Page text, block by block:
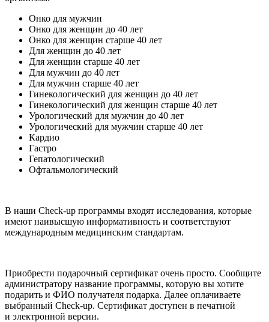
Онко для мужчин
Онко для женщин до 40 лет
Онко для женщин старше 40 лет
Для женщин до 40 лет
Для женщин старше 40 лет
Для мужчин до 40 лет
Для мужчин старше 40 лет
Гинекологический для женщин до 40 лет
Гинекологический для женщин старше 40 лет
Урологический для мужчин до 40 лет
Урологический для мужчин старше 40 лет
Кардио
Гастро
Гепатологический
Офтальмологический
В наши Check-up программы входят исследования, которые
имеют наивысшую информативность и соответствуют
международным медицинским стандартам.
Приобрести подарочный сертификат очень просто. Сообщите
администратору название программы, которую вы хотите
подарить и ФИО получателя подарка. Далее оплачиваете
выбранный Check-up. Сертификат доступен в печатной
и электронной версии.